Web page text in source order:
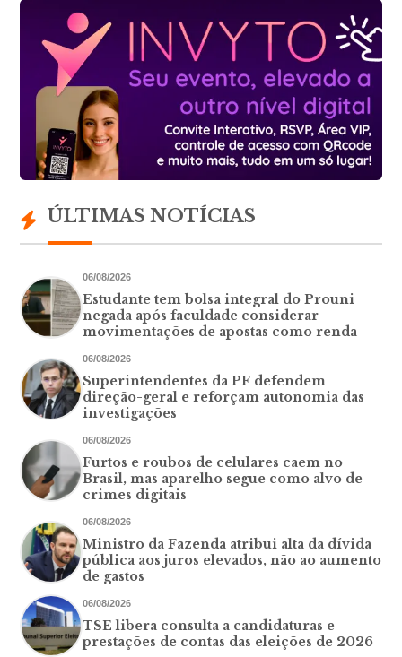
ÚLTIMAS NOTÍCIAS
06/08/2026
Estudante tem bolsa integral do Prouni
negada após faculdade considerar
movimentações de apostas como renda
06/08/2026
Superintendentes da PF defendem
direção-geral e reforçam autonomia das
investigações
06/08/2026
Furtos e roubos de celulares caem no
Brasil, mas aparelho segue como alvo de
crimes digitais
06/08/2026
Ministro da Fazenda atribui alta da dívida
pública aos juros elevados, não ao aumento
de gastos
06/08/2026
TSE libera consulta a candidaturas e
prestações de contas das eleições de 2026